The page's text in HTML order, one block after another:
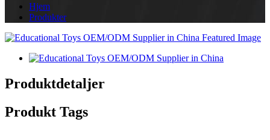
Hjem
Produkter
Produktdetaljer
Produkt Tags